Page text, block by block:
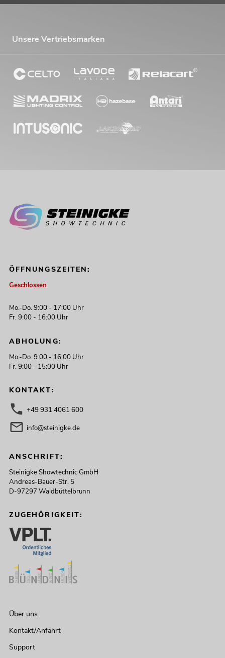
Unsere Vertriebsmarken
ÖFFNUNGSZEITEN:
Geschlossen
Mo.-Do. 9:00 - 17:00 Uhr
Fr. 9:00 - 16:00 Uhr
ABHOLUNG:
Mo.-Do. 9:00 - 16:00 Uhr
Fr. 9:00 - 15:00 Uhr
KONTAKT:
+49 931 4061 600
info@steinigke.de
ANSCHRIFT:
Steinigke Showtechnic GmbH
Andreas-Bauer-Str. 5
D-97297 Waldbüttelbrunn
ZUGEHÖRIGKEIT:
Über uns
Kontakt/Anfahrt
Support